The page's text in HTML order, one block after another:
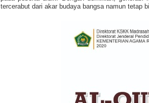
tercerabut dari akar budaya bangsa namun tetap